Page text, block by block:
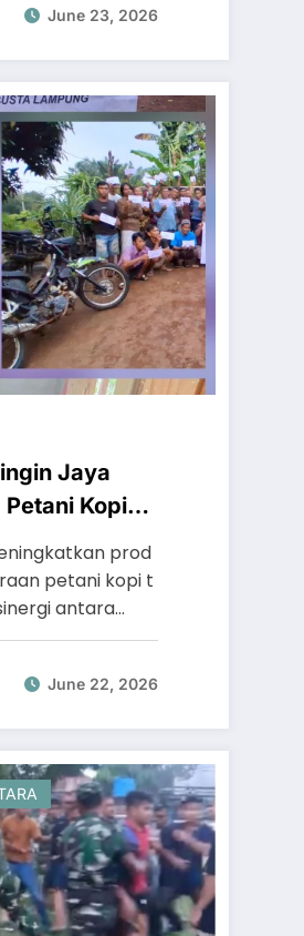
June 23, 2026
Jaya
Petani Kopi
2026
prod
petani kopi t
antara…
June 22, 2026